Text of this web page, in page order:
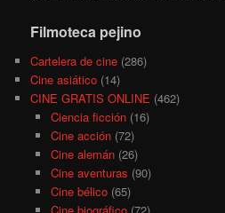
Filmoteca pejino
Cartelera de cine (286)
Cine asiático (14)
CINE GRATIS ONLINE (462)
Ciencia ficción(16)
Cine acción(72)
Cine alemán(26)
Cine aventuras (90)
Cine bélico(65)